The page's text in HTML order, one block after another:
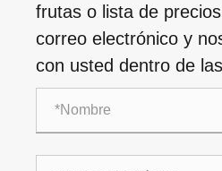
frutas o lista de
correo electrónico y
con usted dentro de